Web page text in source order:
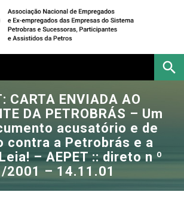
Buscar
CARTA ENVIADA AO
DA PETROBRÁS – Um
acusatório e de
contra a Petrobrás e a
– AEPET :: direto n º
2001 – 14.11.01